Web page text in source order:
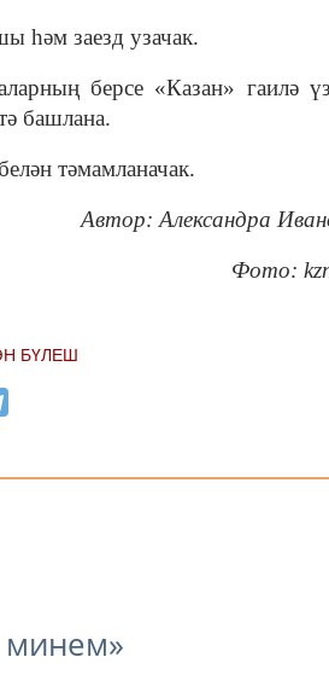
һәм заезд узачак.
берсе «Казан» гаилә
башлана.
тәмамланачак.
Автор: Александра
Фото:
БҮЛЕШ